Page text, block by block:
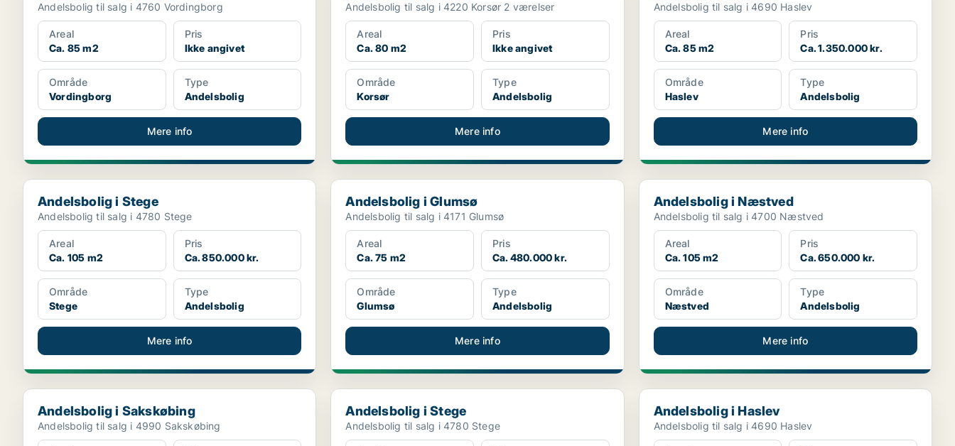
Andelsbolig til salg i 4760 Vordingborg
Areal
Ca. 85 m2
Pris
Ikke angivet
Område
Vordingborg
Type
Andelsbolig
Mere info
Andelsbolig til salg i 4220 Korsør 2 værelser
Areal
Ca. 80 m2
Pris
Ikke angivet
Område
Korsør
Type
Andelsbolig
Mere info
Andelsbolig til salg i 4690 Haslev
Areal
Ca. 85 m2
Pris
Ca. 1.350.000 kr.
Område
Haslev
Type
Andelsbolig
Mere info
Andelsbolig i Stege
Andelsbolig i Stege
Andelsbolig til salg i 4780 Stege
Areal
Ca. 105 m2
Pris
Ca. 850.000 kr.
Område
Stege
Type
Andelsbolig
Mere info
Andelsbolig i Glumsø
Andelsbolig i Glumsø
Andelsbolig til salg i 4171 Glumsø
Areal
Ca. 75 m2
Pris
Ca. 480.000 kr.
Område
Glumsø
Type
Andelsbolig
Mere info
Andelsbolig i Næstved
Andelsbolig i Næstved
Andelsbolig til salg i 4700 Næstved
Areal
Ca. 105 m2
Pris
Ca. 650.000 kr.
Område
Næstved
Type
Andelsbolig
Mere info
Andelsbolig i Sakskøbing
Andelsbolig i Sakskøbing
Andelsbolig til salg i 4990 Sakskøbing
Andelsbolig i Stege
Andelsbolig i Stege
Andelsbolig til salg i 4780 Stege
Andelsbolig i Haslev
Andelsbolig i Haslev
Andelsbolig til salg i 4690 Haslev